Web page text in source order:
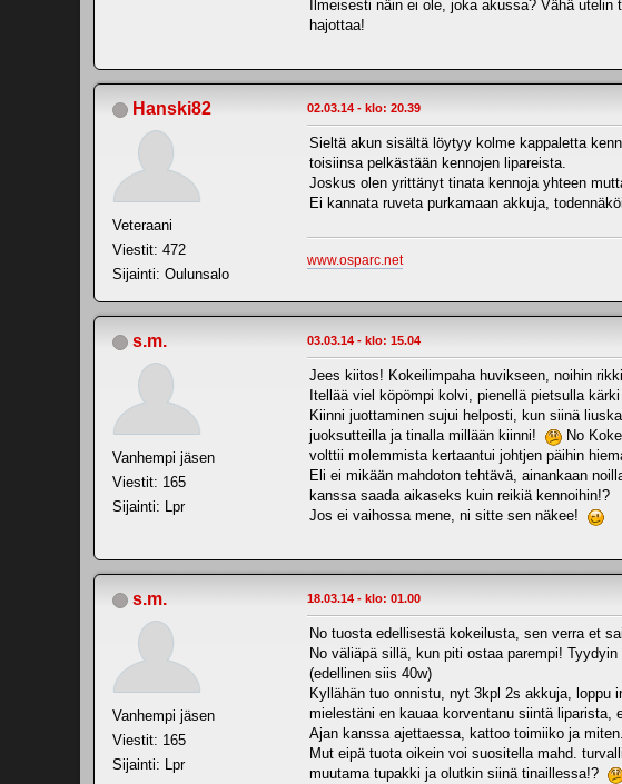
Ilmeisesti näin ei ole, joka akussa? Vähä
hajottaa!
Hanski82
Veteraani
Viestit: 472
Sijainti: Oulunsalo
02.03.14 - klo: 20.39
Sieltä akun sisältä löytyy kolme kappaletta
toisiinsa pelkästään kennojen lipareista.
Joskus olen yrittänyt tinata kennoja yhteen
Ei kannata ruveta purkamaan akkuja,
www.osparc.net
s.m.
Vanhempi jäsen
Viestit: 165
Sijainti: Lpr
03.03.14 - klo: 15.04
Jees kiitos! Kokeilimpaha huvikseen, noihin
Itellää viel köpömpi kolvi, pienellä pietsulla
Kiinni juottaminen sujui helposti, kun siinä
juoksutteilla ja tinalla millään kiinni!
No
volttii molemmista kertaantui johtjen päihin
Eli ei mikään mahdoton tehtävä, ainankaan
kanssa saada aikaseks kuin reikiä kennoihin!?
Jos ei vaihossa mene, ni sitte sen näkee!
s.m.
Vanhempi jäsen
Viestit: 165
Sijainti: Lpr
18.03.14 - klo: 01.00
No tuosta edellisestä kokeilusta, sen verra et
No väliäpä sillä, kun piti ostaa parempi!
(edellinen siis 40w)
Kyllähän tuo onnistu, nyt 3kpl 2s akkuja,
mielestäni en kauaa korventanu siintä
Ajan kanssa ajettaessa, kattoo toimiiko ja miten.
Mut eipä tuota oikein voi suositella mahd.
muutama tupakki ja olutkin siinä tinaillessa!?